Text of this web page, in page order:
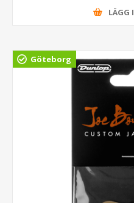
LÄGG
Göteborg